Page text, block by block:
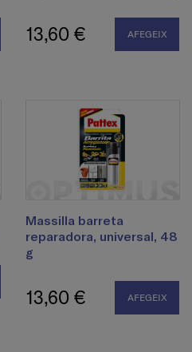
13,60 € AFEGEIX
Massilla barreta
reparadora, universal, 48
g
13,60 € AFEGEIX